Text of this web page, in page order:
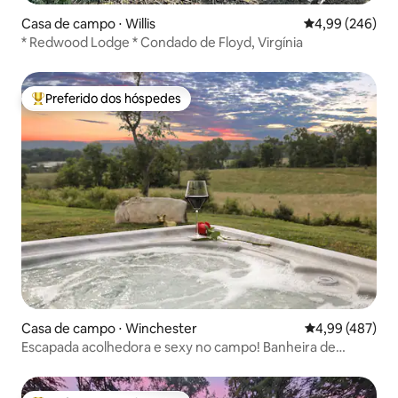
Casa de campo ⋅ Willis 4,99 de uma
4,99 (246)
* Redwood Lodge * Condado de Floyd, Virgínia
Entre os melhores preferidos dos hóspedes
Preferido dos hóspedes
Casa de campo ⋅ Winchester 4,99 de uma
4,99 (487)
Escapada acolhedora e sexy no campo! Banheira de